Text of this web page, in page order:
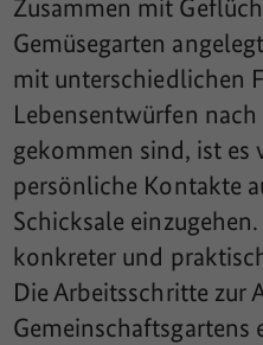
Zusammen mit
Gemüsegarten
mit unterschiedlichen
Lebensentwürfen
gekommen sind, ist es
persönliche Kontakte
Schicksale
konkreter und
Die Arbeitsschritte zur
Gemeinschaftsgartens